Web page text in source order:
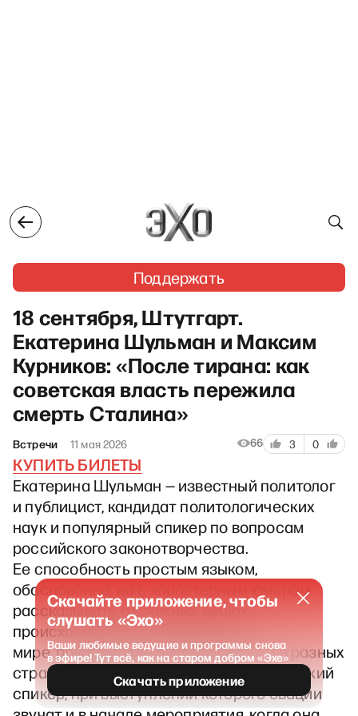
Поддержать
18 сентября, Штутгарт.
Екатерина Шульман и Максим
Курников: «После тирана: как
советская власть пережила
смерть Сталина»
Встречи 11 мая 2026 66 3 0
КУПИТЬ БИЛЕТЫ
Екатерина Шульман — известный политолог
и публицист, кандидат политологических
наук и популярный спикер по вопросам
российского законотворчества.
Ее способность простым языком,
обоснованно, но с характерным юмором
рассказывать о сложных вещах,
происходящих в политическом
мире, покорили миллионы зрителей в разных
странах. Екатерина Михайловна тот редкий
спикер, при выступлении которого овации
Скачайте приложение, чтобы
слушать «Эхо»
Ваши любимые ведущие и программы снова
в эфире! Тут всё, как на старом добром «Эхе»
Скачать приложение